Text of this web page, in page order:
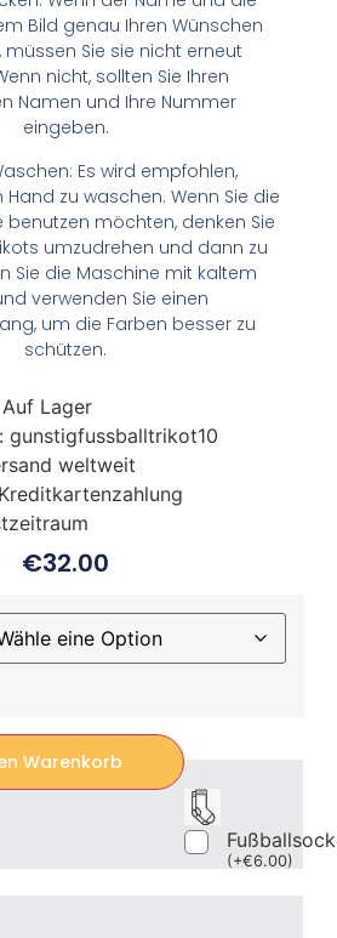
Bild genau Ihren Wünschen
Sie sie nicht erneut
nicht, sollten Sie Ihren
Namen und Ihre Nummer
eingeben.
Es wird empfohlen,
zu waschen. Wenn Sie die
möchten, denken Sie
umzudrehen und dann zu
Sie die Maschine mit kaltem
verwenden Sie einen
um die Farben besser zu
schützen.
Lager
gunstigfussballtrikot10
weltweit
€32.00
Warenkorb
(+€6.00)